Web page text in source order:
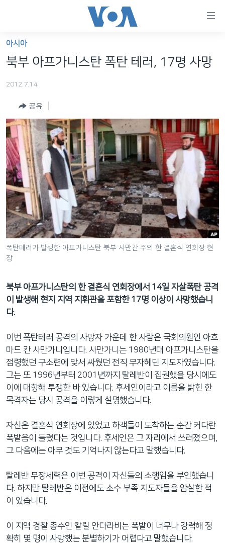
가
능
인
콘
텐
츠
로
이
동
메
인
네
비
게
션
으
로
동
검
색
로
VOD
라디오
프로그램
주파수 안내
FOLLOW US
언어 선택
아시아
북부 아프가니스탄 폭탄 테러, 17명 사망
2012.7.14
공유
폭탄테러가 발생한 아프가니스탄 북부 사만간 주의 한 결혼식 연회장 현
장
북부 아프가니스탄의 한 결혼식 연회장에서 14일 자살폭탄 공격
이 발생해 현지 지역 지휘관을 포함한 17명 이상이 사망했습니
다.
이번 폭탄테러 공격의 사망자 가운데 한 사람은 국회의원인 아흐
마드 칸 사만가니입니다. 사만가니는 1980년대 아프가니스탄을
점령했던 구소련에 맞서 싸웠던 전직 무자헤딘 지도자였습니다.
그는 또 1996년부터 2001년까지 탈레반이 집권했을 당시에도
이에 대항해 투쟁한 바 있습니다. 후세인이라고 이름을 밝힌 한
목격자는 당시 공격을 이렇게 설명했습니다.
자신은 결혼식 연회장에 있었고 하객들이 도착하는 순간 커다란
폭발음이 들렸다는 것입니다. 후세인은 그 자리에서 쓰러졌으며,
그 다음에는 아무 것도 기억나지 않는다고 말했습니다.
탈레반 무장세력은 이번 공격이 자신들의 소행임을 부인했습니
다. 하지만 탈레반은 이전에도 소수 부족 지도자들을 암살한 적
이 있습니다.
이 지역 경찰 총수인 칼릴 안다라비는 폭발이 너무나 강력해 정
확히 몇 명이 사망했는 분별하기가 어렵다고 말했습니다.